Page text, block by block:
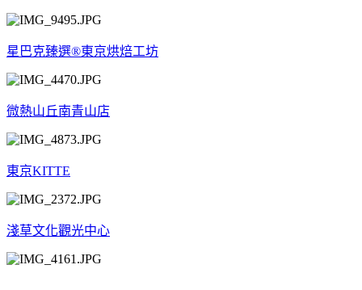
星巴克臻選®東京烘焙工坊
微熱山丘南青山店
東京KITTE
淺草文化觀光中心